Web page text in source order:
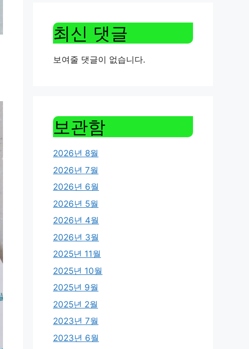
최신 댓글
보여줄 댓글이 없습니다.
보관함
2026년 8월
2026년 7월
2026년 6월
2026년 5월
2026년 4월
2026년 3월
2025년 11월
2025년 10월
2025년 9월
2025년 2월
2023년 7월
2023년 6월